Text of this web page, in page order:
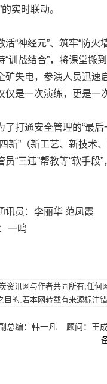
的实时联动。
神经元”、筑牢“防火
“训战结合”，将课堂搬
矿失电，参演人员迅速
仅是一次演练，更是一
通安全管理的“最后一
新”（新工艺、新技术
员“三违”帮教等“软手
讯员：李丽华 范凤霞
一鸣
资讯网与作者共同所有,任
目的,若本网转载有来源标注
编：韩一凡 顾问：王成